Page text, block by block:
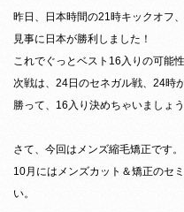
昨日、日本時間の21時キックオフ
見事に日本が勝利しました！
これでぐっとベスト16入りの可能性
次戦は、24日のセネガル戦、24時か
勝って、16入り決めちゃいましょう
さて、今回はメンズ縮毛矯正です。
10月にはメンズカット＆矯正のセ
い。